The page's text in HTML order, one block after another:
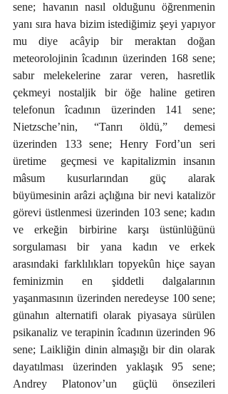
sene; havanın nasıl olduğunu öğrenmenin
yanı sıra hava bizim istediğimiz şeyi yapıyor
mu diye acâyip bir meraktan doğan
meteorolojinin îcadının üzerinden 168 sene;
sabır melekelerine zarar veren, hasretlik
çekmeyi nostaljik bir öğe haline getiren
telefonun îcadının üzerinden 141 sene;
Nietzsche’nin, “Tanrı öldü,” demesi
üzerinden 133 sene; Henry Ford’un seri
üretime  geçmesi ve kapitalizmin insanın
mâsum kusurlarından güç alarak
büyümesinin arâzi açlığına bir nevi katalizör
görevi üstlenmesi üzerinden 103 sene; kadın
ve erkeğin birbirine karşı üstünlüğünü
sorgulaması bir yana kadın ve erkek
arasındaki farklılıkları topyekûn hiçe sayan
feminizmin en şiddetli dalgalarının
yaşanmasının üzerinden neredeyse 100 sene;
günahın alternatifi olarak piyasaya sürülen
psikanaliz ve terapinin îcadının üzerinden 96
sene; Laikliğin dinin almaşığı bir din olarak
dayatılması üzerinden yaklaşık 95 sene;
Andrey Platonov’un güçlü önsezileri